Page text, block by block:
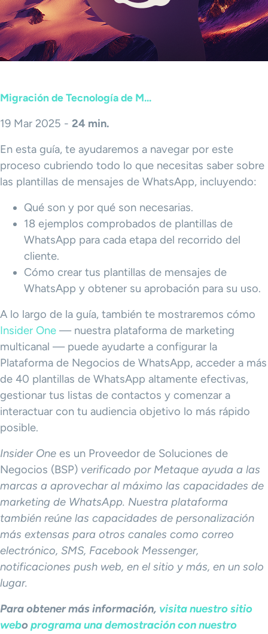
Migración de Tecnología de M...
19 Mar 2025 - 24 min.
En esta guía, te ayudaremos a navegar por este
proceso cubriendo todo lo que necesitas saber sobre
las plantillas de mensajes de WhatsApp, incluyendo:
Qué son y por qué son necesarias.
18 ejemplos comprobados de plantillas de
WhatsApp para cada etapa del recorrido del
cliente.
Cómo crear tus plantillas de mensajes de
WhatsApp y obtener su aprobación para su uso.
A lo largo de la guía, también te mostraremos cómo
Insider One — nuestra plataforma de marketing
multicanal — puede ayudarte a configurar la
Plataforma de Negocios de WhatsApp, acceder a más
de 40 plantillas de WhatsApp altamente efectivas,
gestionar tus listas de contactos y comenzar a
interactuar con tu audiencia objetivo lo más rápido
posible.
Insider One es un Proveedor de Soluciones de
Negocios (BSP) verificado por Metaque ayuda a las
marcas a aprovechar al máximo las capacidades de
marketing de WhatsApp. Nuestra plataforma
también reúne las capacidades de personalización
más extensas para otros canales como correo
electrónico, SMS, Facebook Messenger,
notificaciones push web, en el sitio y más, en un solo
lugar.
Para obtener más información, visita nuestro sitio
weboprograma una demostración con nuestro